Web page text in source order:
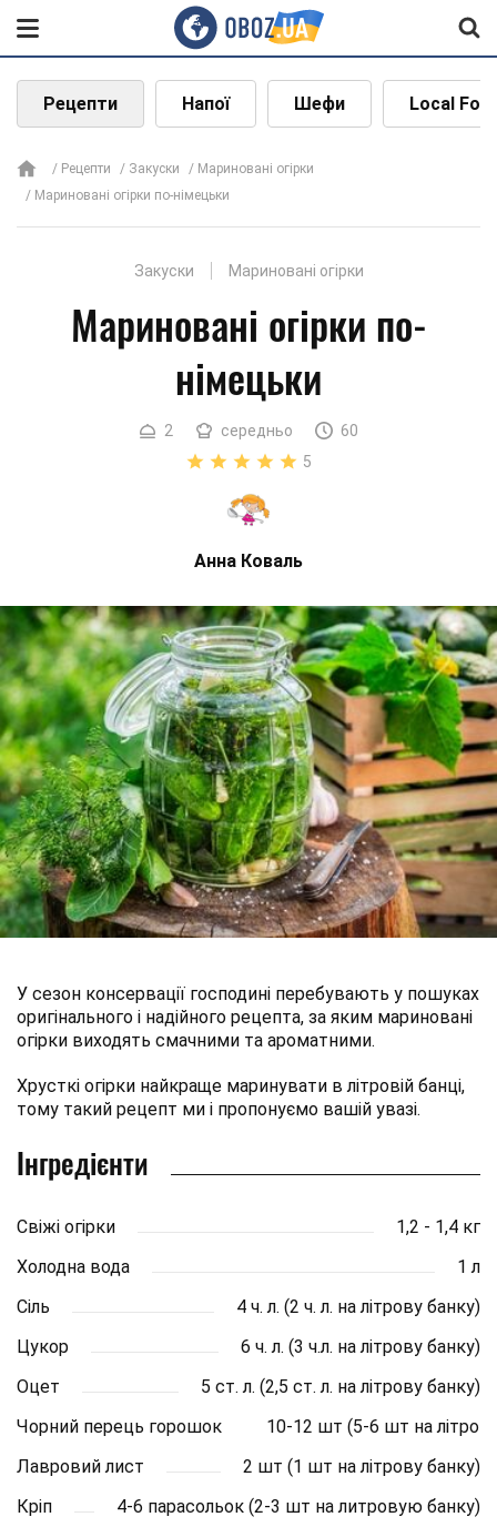
Рецепти Напої Шефи Local
Рецепти Закуски
Мариновані огірки
Мариновані огірки по-німецьки
Закуски Мариновані огірки
Мариновані огірки по-
німецьки
2 середньо
60
5
Анна Коваль
У сезон консервації господині перебувають у пошуках
оригінального і надійного рецепта, за яким мариновані
огірки виходять смачними та ароматними.
Хрусткі огірки найкраще маринувати в літровій банці,
тому такий рецепт ми і пропонуємо вашій увазі.
Інгредієнти
Свіжі огірки
1,2 - 1,4 кг
Холодна вода
1 л
Сіль
4 ч. л. (2 ч. л. на літрову банку)
Цукор
6 ч. л. (3 ч.л. на літрову банку)
Оцет
5 ст. л. (2,5 ст. л. на літрову банку)
Чорний перець горошок
10-12 шт (5-6 шт на
Лавровий лист
2 шт (1 шт на літрову банку)
Кріп
4-6 парасольок (2-3 шт на литровую банку)